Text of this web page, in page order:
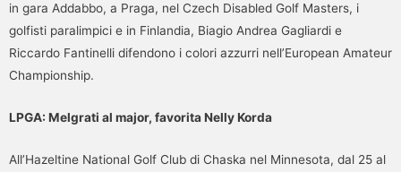
in gara Addabbo, a Praga, nel Czech Disabled Golf Masters, i
golfisti paralimpici e in Finlandia, Biagio Andrea Gagliardi e
Riccardo Fantinelli difendono i colori azzurri nell’European Amateur
Championship.
LPGA: Melgrati al major, favorita Nelly Korda
All’Hazeltine National Golf Club di Chaska nel Minnesota, dal 25 al